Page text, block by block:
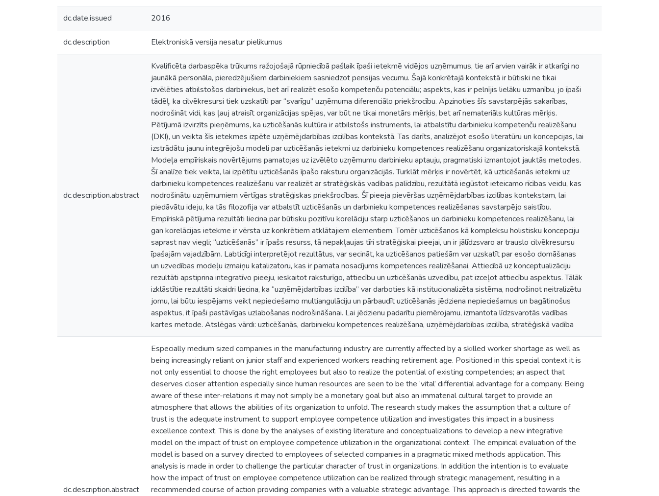
dc.date.issued 2016
dc.description Elektroniskā versija nesatur pielikumus
dc.description.abstract
Kvalificēta darbaspēka trūkums ražojošajā rūpniecībā pašlaik īpaši ietekmē vidējos uzņēmumus, tie arī arvien vairāk ir atkarīgi no
jaunākā personāla, pieredzējušiem darbiniekiem sasniedzot pensijas vecumu. Šajā konkrētajā kontekstā ir būtiski ne tikai
izvēlēties atbilstošos darbiniekus, bet arī realizēt esošo kompetenču potenciālu; aspekts, kas ir pelnījis lielāku uzmanību, jo īpaši
tādēļ, ka cilvēkresursi tiek uzskatīti par “svarīgu” uzņēmuma diferenciālo priekšrocību. Apzinoties šīs savstarpējās sakarības,
nodrošināt vidi, kas ļauj atraisīt organizācijas spējas, var būt ne tikai monetārs mērķis, bet arī nemateriāls kultūras mērķis.
Pētījumā izvirzīts pieņēmums, ka uzticēšanās kultūra ir atbilstošs instruments, lai atbalstītu darbinieku kompetenču realizēšanu
(DKI), un veikta šīs ietekmes izpēte uzņēmējdarbības izcilības kontekstā. Tas darīts, analizējot esošo literatūru un koncepcijas, lai
izstrādātu jaunu integrējošu modeli par uzticēšanās ietekmi uz darbinieku kompetences realizēšanu organizatoriskajā kontekstā.
Modeļa empīriskais novērtējums pamatojas uz izvēlēto uzņēmumu darbinieku aptauju, pragmatiski izmantojot jauktās metodes.
Šī analīze tiek veikta, lai izpētītu uzticēšanās īpašo raksturu organizācijās. Turklāt mērķis ir novērtēt, kā uzticēšanās ietekmi uz
darbinieku kompetences realizēšanu var realizēt ar stratēģiskās vadības palīdzību, rezultātā iegūstot ieteicamo rīcības veidu, kas
nodrošinātu uzņēmumiem vērtīgas stratēģiskas priekšrocības. Šī pieeja pievēršas uzņēmējdarbības izcilības kontekstam, lai
piedāvātu ideju, ka tās filozofija var atbalstīt uzticēšanās un darbinieku kompetences realizēšanas savstarpējo saistību.
Empīriskā pētījuma rezultāti liecina par būtisku pozitīvu korelāciju starp uzticēšanos un darbinieku kompetences realizēšanu, lai
gan korelācijas ietekme ir vērsta uz konkrētiem atklātajiem elementiem. Tomēr uzticēšanos kā kompleksu holistisku koncepciju
saprast nav viegli; “uzticēšanās” ir īpašs resurss, tā nepakļaujas tīri stratēģiskai pieejai, un ir jālīdzsvaro ar trauslo cilvēkresursu
īpašajām vajadzībām. Labticīgi interpretējot rezultātus, var secināt, ka uzticēšanos patiešām var uzskatīt par esošo domāšanas
un uzvedības modeļu izmaiņu katalizatoru, kas ir pamata nosacījums kompetences realizēšanai. Attiecībā uz konceptualizāciju
rezultāti apstiprina integratīvo pieeju, ieskaitot raksturīgo, attiecību un uzticēšanās uzvedību, pat izceļot attiecību aspektus. Tālāk
izklāstītie rezultāti skaidri liecina, ka “uzņēmējdarbības izcilība” var darboties kā institucionalizēta sistēma, nodrošinot neitralizētu
jomu, lai būtu iespējams veikt nepieciešamo multiangulāciju un pārbaudīt uzticēšanās jēdziena nepieciešamus un bagātinošus
aspektus, it īpaši pastāvīgas uzlabošanas nodrošināšanai. Lai jēdzienu padarītu piemērojamu, izmantota līdzsvarotās vadības
kartes metode. Atslēgas vārdi: uzticēšanās, darbinieku kompetences realizēšana, uzņēmējdarbības izcilība, stratēģiskā vadība
dc.description.abstract
Especially medium sized companies in the manufacturing industry are currently affected by a skilled worker shortage as well as
being increasingly reliant on junior staff and experienced workers reaching retirement age. Positioned in this special context it is
not only essential to choose the right employees but also to realize the potential of existing competencies; an aspect that
deserves closer attention especially since human resources are seen to be the ‘vital’ differential advantage for a company. Being
aware of these inter-relations it may not simply be a monetary goal but also an immaterial cultural target to provide an
atmosphere that allows the abilities of its organization to unfold. The research study makes the assumption that a culture of
trust is the adequate instrument to support employee competence utilization and investigates this impact in a business
excellence context. This is done by the analyses of existing literature and conceptualizations to develop a new integrative
model on the impact of trust on employee competence utilization in the organizational context. The empirical evaluation of the
model is based on a survey directed to employees of selected companies in a pragmatic mixed methods application. This
analysis is made in order to challenge the particular character of trust in organizations. In addition the intention is to evaluate
how the impact of trust on employee competence utilization can be realized through strategic management, resulting in a
recommended course of action providing companies with a valuable strategic advantage. This approach is directed towards the